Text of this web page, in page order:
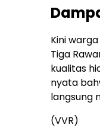
Kini
Tiga
kualitas
nyata
langsung
(VVR)